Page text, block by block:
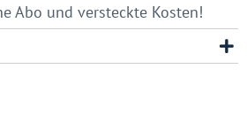
Abo und versteckte Kosten!